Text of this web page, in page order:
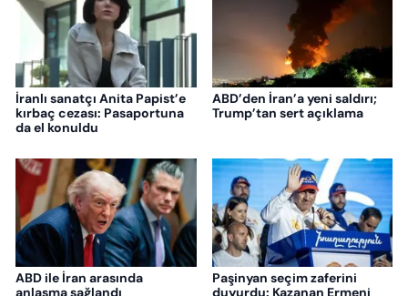
İranlı sanatçı Anita Papist’e
kırbaç cezası: Pasaportuna
da el konuldu
ABD’den İran’a yeni saldırı;
Trump’tan sert açıklama
ABD ile İran arasında
anlaşma sağlandı
Paşinyan seçim zaferini
duyurdu: Kazanan Ermeni